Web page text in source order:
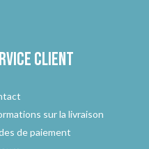
client
sur la livraison
de paiement